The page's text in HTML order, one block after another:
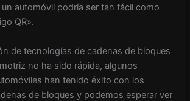
automóvil podría ser tan fácil como
QR».
de tecnologías de cadenas de bloques
no ha sido rápida, algunos
han tenido éxito con los
de bloques y podemos esperar ver